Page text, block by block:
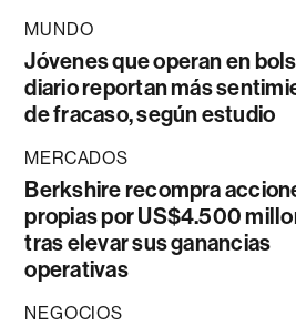
MUNDO
Jóvenes que operan en
diario reportan más
de fracaso, según estudio
MERCADOS
Berkshire recompra
propias por US$4.500
tras elevar sus ganancias
operativas
NEGOCIOS